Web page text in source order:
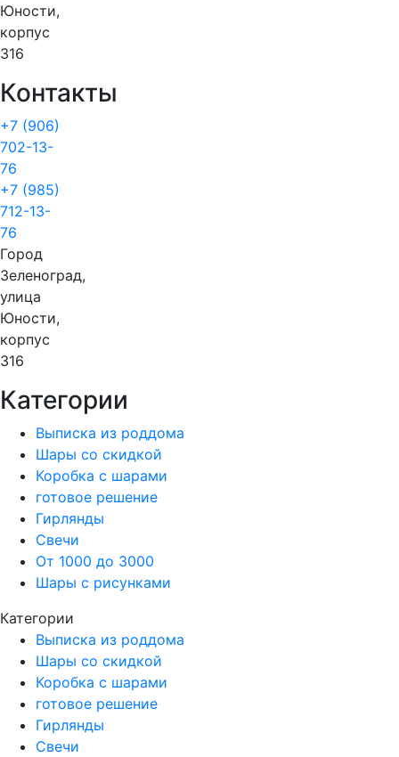
Юности,
корпус
316
Контакты
+7 (906)
702-13-
76
+7 (985)
712-13-
76
Город
Зеленоград,
улица
Юности,
корпус
316
Категории
Выписка из роддома
Шары со скидкой
Коробка с шарами
готовое решение
Гирлянды
Свечи
От 1000 до 3000
Шары с рисунками
Категории
Выписка из роддома
Шары со скидкой
Коробка с шарами
готовое решение
Гирлянды
Свечи